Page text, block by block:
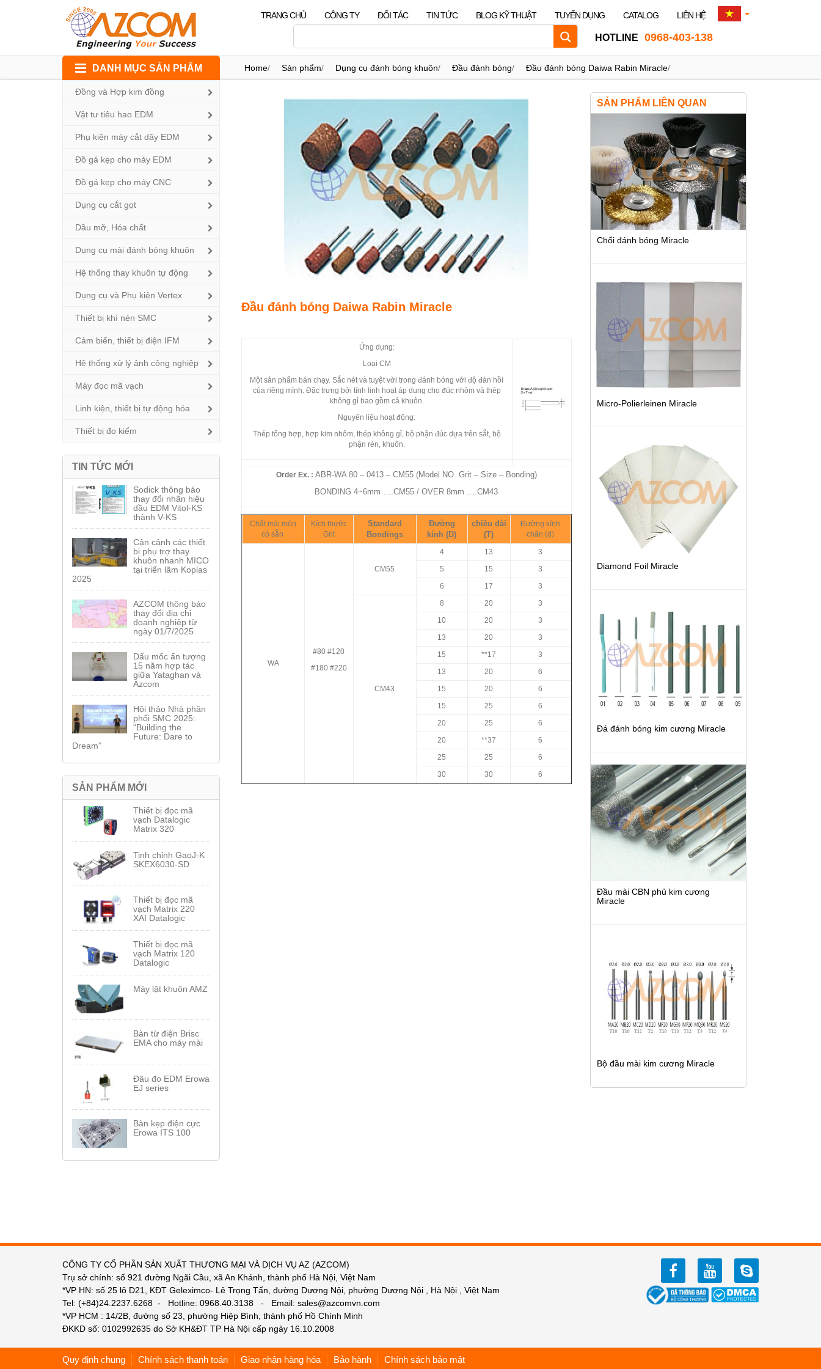
content
TRANG CHỦ CÔNG TY ĐỐI TÁC TIN TỨC BLOG KỸ THUẬT TUYỂN DỤNG CATALOG LIÊN HỆ
HOTLINE 0968-403-138
Home/ Sản phẩm/ Dụng cụ đánh bóng khuôn/ Đầu đánh bóng/ Đầu đánh bóng Daiwa Rabin Miracle/
DANH MỤC SẢN PHẨM
Đồng và Hợp kim đồng
Vật tư tiêu hao EDM
Phụ kiện máy cắt dây EDM
Đồ gá kẹp cho máy EDM
Đồ gá kẹp cho máy CNC
Dụng cụ cắt gọt
Dầu mỡ, Hóa chất
Dụng cụ mài đánh bóng khuôn
Hệ thống thay khuôn tự động
Dụng cụ và Phụ kiện Vertex
Thiết bị khí nén SMC
Cảm biến, thiết bị điện IFM
Hệ thống xử lý ảnh công nghiệp
Máy đọc mã vạch
Linh kiện, thiết bị tự động hóa
Thiết bị đo kiểm
TIN TỨC MỚI
Sodick thông báo
thay đổi nhãn hiệu
dầu EDM Vitol-KS
thành V-KS
Cận cảnh các thiết
bị phụ trợ thay
khuôn nhanh MICO
tại triển lãm Koplas
2025
AZCOM thông báo
thay đổi địa chỉ
doanh nghiệp từ
ngày 01/7/2025
Dấu mốc ấn tượng
15 năm hợp tác
giữa Yataghan và
Azcom
Hội thảo Nhà phân
phối SMC 2025:
“Building the
Future: Dare to
Dream”
SẢN PHẨM MỚI
Thiết bị đọc mã
vạch Datalogic
Matrix 320
Tinh chỉnh GaoJ-K
SKEX6030-SD
Thiết bị đọc mã
vạch Matrix 220
XAI Datalogic
Thiết bị đọc mã
vạch Matrix 120
Datalogic
Máy lật khuôn AMZ
Bàn từ điện Brisc
EMA cho máy mài
Đâu đo EDM Erowa
EJ series
Bàn kẹp điện cực
Erowa ITS 100
Đầu đánh bóng Daiwa Rabin Miracle
Ứng dụng:
Loại CM
Một sản phẩm bán chạy. Sắc nét và tuyệt vời trong đánh bóng với độ đàn hồi
của riêng mình. Đặc trưng bởi tính linh hoạt áp dụng cho đúc nhôm và thép
không gỉ bao gồm cả khuôn.
Nguyên liệu hoạt động:
Thép tổng hợp, hợp kim nhôm, thép không gỉ, bộ phận đúc dựa trên sắt, bộ
phận rèn, khuôn.
Order Ex. : ABR-WA 80 – 0413 – CM55 (Model NO. Grit – Size – Bonding)
BONDING 4~6mm ….CM55 / OVER 8mm ….CM43
Chất mài mòn
có sẵn
Kích thước
Grit
Standard
Bondings
Đường
kính (D)
chiều dài
(T)
Đường kính
chân (d)
WA
#80 #120
#180 #220
CM55
4 13
3
5
15
3
6
17 3
CM43
8 20
3
10
20
3
13
20
3
15
**17
3
13
20
6
15
20
6
15
25
6
20
25
6
20
**37
6
25
25
6
30
30 6
SẢN PHẨM LIÊN QUAN
Chổi đánh bóng Miracle
Micro-Polierleinen Miracle
Diamond Foil Miracle
Đá đánh bóng kim cương Miracle
Đầu mài CBN phủ kim cương
Miracle
Bộ đầu mài kim cương Miracle
CÔNG TY CỔ PHẦN SẢN XUẤT THƯƠNG MẠI VÀ DỊCH VỤ AZ (AZCOM)
Trụ sở chính: số 921 đường Ngãi Cầu, xã An Khánh, thành phố Hà Nội, Việt Nam
*VP HN: số 25 lô D21, KĐT Geleximco- Lê Trọng Tấn, đường Dương Nội, phường Dương Nội , Hà Nội , Việt Nam
Tel: (+84)24.2237.6268 - Hotline: 0968.40.3138 - Email: sales@azcomvn.com
*VP HCM : 14/2B, đường số 23, phường Hiệp Bình, thành phố Hồ Chính Minh
ĐKKD số: 0102992635 do Sở KH&ĐT TP Hà Nội cấp ngày 16.10.2008
facebookyoutube zalo
Quy định chung Chính sách thanh toán Giao nhận hàng hóa Bảo hành Chính sách bảo mật